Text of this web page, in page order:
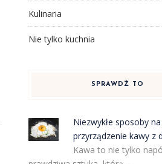
Kulinaria
Nie tylko kuchnia
SPRAWDŹ TO
Niezwykłe sposoby na
przyrządzenie kawy z
Kawa to nie tylko